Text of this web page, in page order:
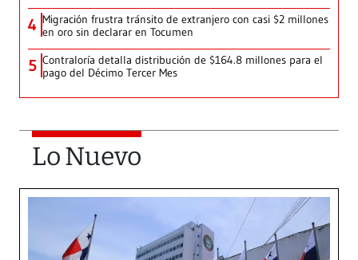
4 Migración frustra tránsito de extranjero con casi $2 millones
en oro sin declarar en Tocumen
5 Contraloría detalla distribución de $164.8 millones para el
pago del Décimo Tercer Mes
Lo Nuevo